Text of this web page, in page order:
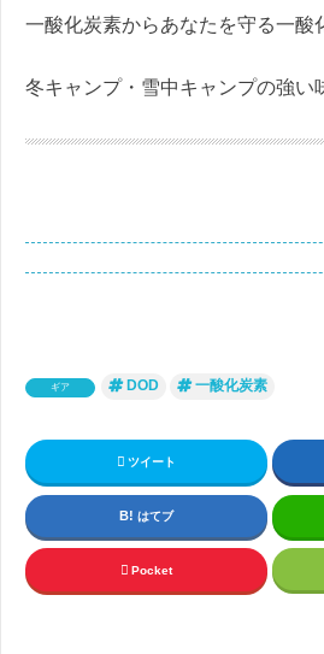
一酸化炭素からあなたを守る一酸
冬キャンプ・雪中キャンプの強い
ギア DOD 一酸化炭素
ツイート
はてブ
Pocket